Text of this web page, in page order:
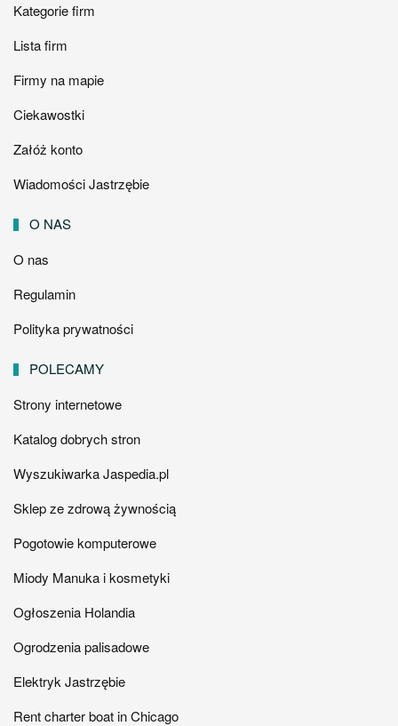
Kategorie firm
Lista firm
Firmy na mapie
Ciekawostki
Załóż konto
Wiadomości Jastrzębie
O NAS
O nas
Regulamin
Polityka prywatności
POLECAMY
Strony internetowe
Katalog dobrych stron
Wyszukiwarka Jaspedia.pl
Sklep ze zdrową żywnością
Pogotowie komputerowe
Miody Manuka i kosmetyki
Ogłoszenia Holandia
Ogrodzenia palisadowe
Elektryk Jastrzębie
Rent charter boat in Chicago